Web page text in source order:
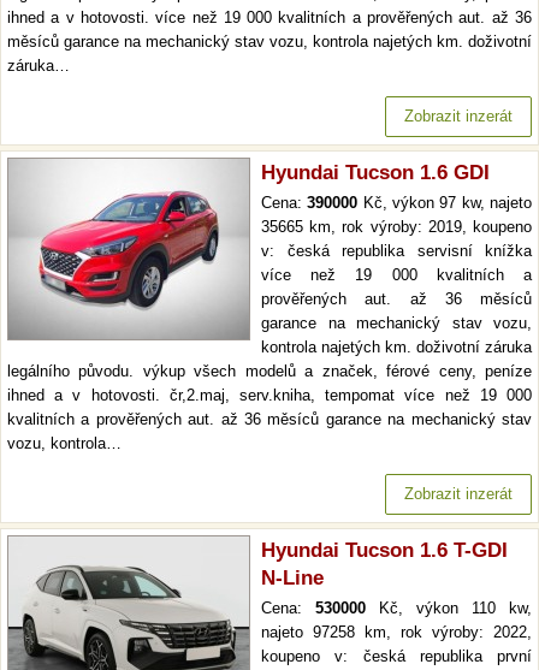
ihned a v hotovosti. více než 19 000 kvalitních a prověřených aut. až 36
měsíců garance na mechanický stav vozu, kontrola najetých km. doživotní
záruka…
Zobrazit inzerát
Hyundai Tucson 1.6 GDI
Cena:390000 Kč, výkon 97 kw, najeto
35665 km, rok výroby: 2019, koupeno
v: česká republika servisní knížka
více než 19 000 kvalitních a
prověřených aut. až 36 měsíců
garance na mechanický stav vozu,
kontrola najetých km. doživotní záruka
legálního původu. výkup všech modelů a značek, férové ceny, peníze
ihned a v hotovosti. čr,2.maj, serv.kniha, tempomat více než 19 000
kvalitních a prověřených aut. až 36 měsíců garance na mechanický stav
vozu, kontrola…
Zobrazit inzerát
Hyundai Tucson 1.6 T-GDI
N-Line
Cena: 530000 Kč, výkon 110 kw,
najeto 97258 km, rok výroby: 2022,
koupeno v: česká republika první